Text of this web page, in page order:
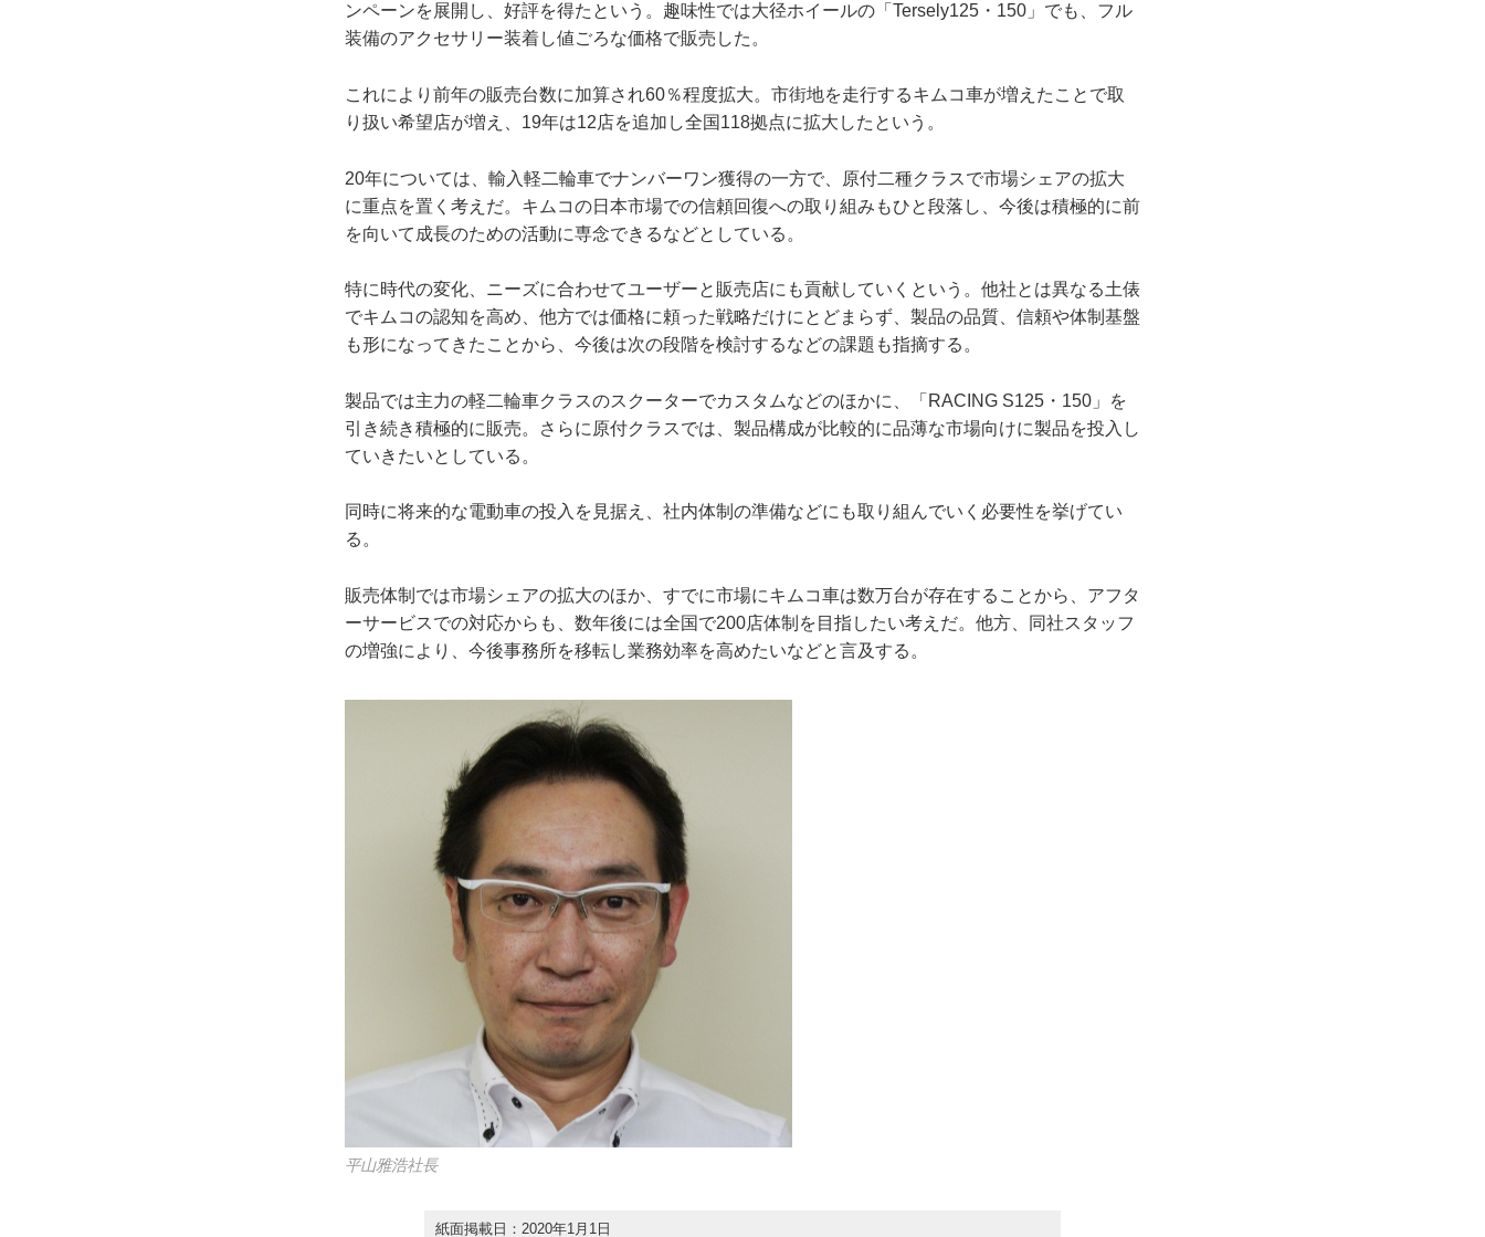
ンペーンを展開し、好評を得たという。趣味性では大径ホイールの「Tersely125・150」でも、フル
装備のアクセサリー装着し値ごろな価格で販売した。
これにより前年の販売台数に加算され60％程度拡大。市街地を走行するキムコ車が増えたことで取
り扱い希望店が増え、19年は12店を追加し全国118拠点に拡大したという。
20年については、輸入軽二輪車でナンバーワン獲得の一方で、原付二種クラスで市場シェアの拡大
に重点を置く考えだ。キムコの日本市場での信頼回復への取り組みもひと段落し、今後は積極的に前
を向いて成長のための活動に専念できるなどとしている。
特に時代の変化、ニーズに合わせてユーザーと販売店にも貢献していくという。他社とは異なる土俵
でキムコの認知を高め、他方では価格に頼った戦略だけにとどまらず、製品の品質、信頼や体制基盤
も形になってきたことから、今後は次の段階を検討するなどの課題も指摘する。
製品では主力の軽二輪車クラスのスクーターでカスタムなどのほかに、「RACING S125・150」を
引き続き積極的に販売。さらに原付クラスでは、製品構成が比較的に品薄な市場向けに製品を投入し
ていきたいとしている。
同時に将来的な電動車の投入を見据え、社内体制の準備などにも取り組んでいく必要性を挙げてい
る。
販売体制では市場シェアの拡大のほか、すでに市場にキムコ車は数万台が存在することから、アフタ
ーサービスでの対応からも、数年後には全国で200店体制を目指したい考えだ。他方、同社スタッフ
の増強により、今後事務所を移転し業務効率を高めたいなどと言及する。
平山雅浩社長
紙面掲載日：2020年1月1日